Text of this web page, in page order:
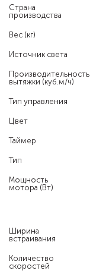
Страна
производства
Вес (кг)
Источник света
Производительность
вытяжки (куб.м/ч)
Тип управления
Цвет
Таймер
Тип
Мощность
мотора (Вт)
Ширина
встраивания
Количество
скоростей